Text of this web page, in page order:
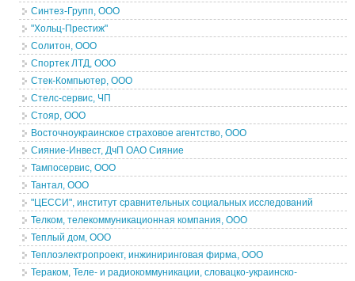
Синтез-Групп, ООО
"Хольц-Престиж"
Солитон, ООО
Спортек ЛТД, ООО
Стек-Компьютер, ООО
Стелс-сервис, ЧП
Стояр, ООО
Восточноукраинское страховое агентство, ООО
Сияние-Инвест, ДчП ОАО Сияние
Тампосервис, ООО
Тантал, ООО
"ЦЕССИ", институт сравнительных социальных исследований
Телком, телекоммуникационная компания, ООО
Теплый дом, ООО
Теплоэлектропроект, инжиниринговая фирма, ООО
Тераком, Теле- и радиокоммуникации, словацко-украинско-